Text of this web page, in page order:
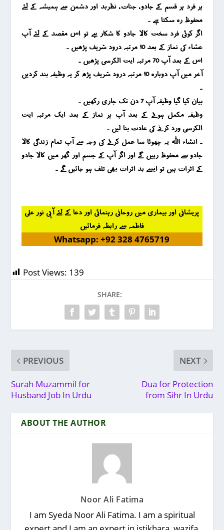
ہر فرد ہر قسم کے جادو ، جنات ، نظربد اور دشمن سے ہمیشہ کے لئے
محفوظ رہ سکتا ہے ۔
اگر کوئی فرد سخت کالا جادو کا شکار ہے تو اس مقصد کے لئے آپ
عشاء کی نماز کے بعد 10 مرتبہ درود شریف پڑھیں ۔
اس کے بعد آپ 70 مرتبہ ایت الکرسی پڑھیں ۔
آخر میں آپ دوبارہ 10 مرتبہ درود شریف پڑھ کر یہ وظیفہ بند کردیں
۔
بیان کیا گیا وظیفہ آپ 7 دن تک جاری رکھیں ۔
وظیفہ مکمل ہونے کے بعد آپ ہر نماز کے بعد ایک مرتبہ ایت
الکرسی ورد کرنے کی عادت بنا لیں ۔
۔ انشاء اللہ یہ چھوٹا سا عمل کرنے کی وجہ سے آپ تمام زندگی کالا
جادو سے محفوظ رہیں گے اور اگر آپ کے جسم اور گھر میں کالا جادو
کے اثرات ہیں تو ایسے بد اثرات بھی تلف ہو جائیں گے ۔
پریشانی اور بیماری میں روحانی رہنمائی اور دعا کے لئے آپی نور علی
فاطمہ سے رابطہ فرمائیں
Whatsapp: +92 328 4765719
Post Views: 139
SHARE:
PREVIOUS
Surah Muzammil for
Husband Job In Urdu
NEXT
Dua for Protection
from Sihr In Urdu
ABOUT THE AUTHOR
Noor Ali Fatima
I am Syeda Noor Ali Fatima. I am a spiritual